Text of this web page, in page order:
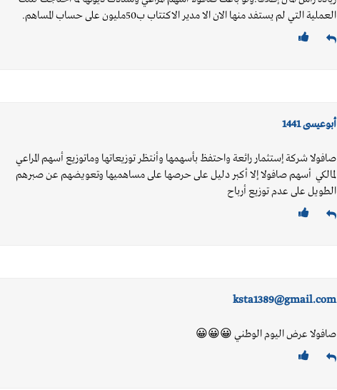
العملية التي لم يستفد منها الان الا مدير الاكتتاب ب50مليون على حساب المساهم.
أبوعيسى 1441
صافولا شركة إستثمار رائعة واحتفظ بأسهمها وأنتظر توزيعاتها وماتوزيع أسهم المراعي
لمالكي أسهم صافولا إلا أكبر دليل على حرصها على مساهميها وتعويضهم عن صبرهم
الطويل على عدم توزيع أرباح
ksta1389@gmail.com
صافولا عرض اليوم الوطني 😀😀😀